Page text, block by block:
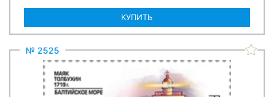
КУПИТЬ
№ 2525